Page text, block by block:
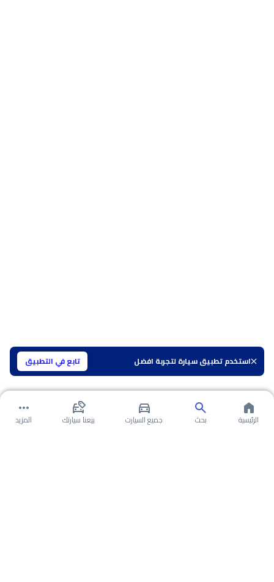
استخدم تطبيق سيارة لتجربة افضل تابع في التطبيق
الرئيسية بحث جميع السيارت بيعنا سيارتك المزيد